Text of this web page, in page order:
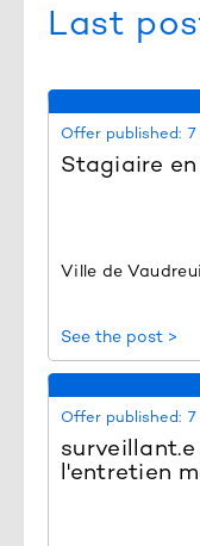
Last
Offer published:
Stagiaire
Ville de
See the post >
Offer published:
surveillant.e
l'entretien